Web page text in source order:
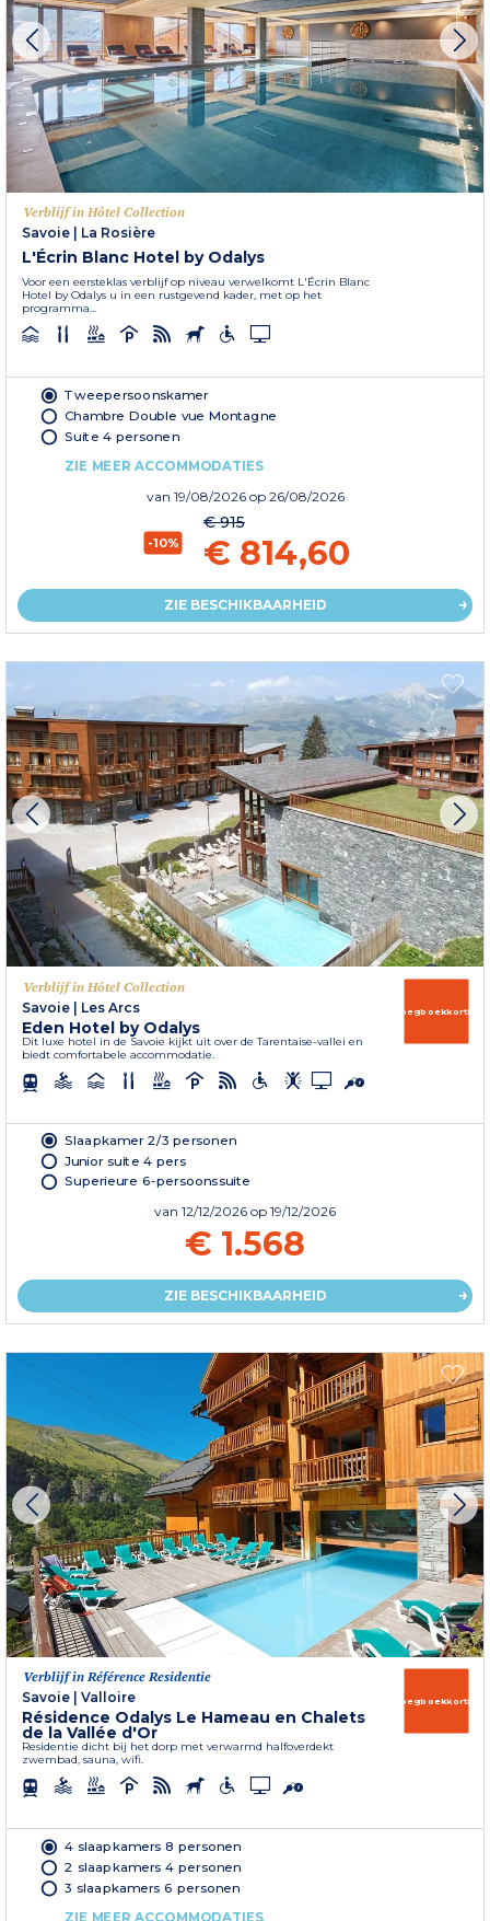
Verblijf in Hôtel Collection
Savoie
La Rosière
L'Écrin Blanc Hotel by Odalys
Voor een eersteklas verblijf op niveau verwelkomt L'Écrin Blanc
Hotel by Odalys u in een rustgevend kader, met op het
programma...
Tweepersoonskamer
Chambre Double vue Montagne
Suite 4 personen
ZIE MEER ACCOMMODATIES
van 19/08/2026 op 26/08/2026
-10%
€ 915
€ 814,60
ZIE BESCHIKBAARHEID
Verblijf in Hôtel Collection
Savoie | Les Arcs
Eden Hotel by Odalys
Dit luxe hotel in de Savoie kijkt uit over de Tarentaise-vallei en
biedt comfortabele accommodatie.
Vroegboekkorting
Slaapkamer 2/3 personen
Junior suite 4 pers
Superieure 6-persoonssuite
van 12/12/2026 op 19/12/2026
€ 1.568
ZIE BESCHIKBAARHEID
Verblijf in Référence Residentie
Savoie | Valloire
Résidence Odalys Le Hameau en Chalets
de la Vallée d'Or
Residentie dicht bij het dorp met verwarmd halfoverdekt
zwembad, sauna, wifi.
Vroegboekkorting
4 slaapkamers 8 personen
2 slaapkamers 4 personen
3 slaapkamers 6 personen
ZIE MEER ACCOMMODATIES